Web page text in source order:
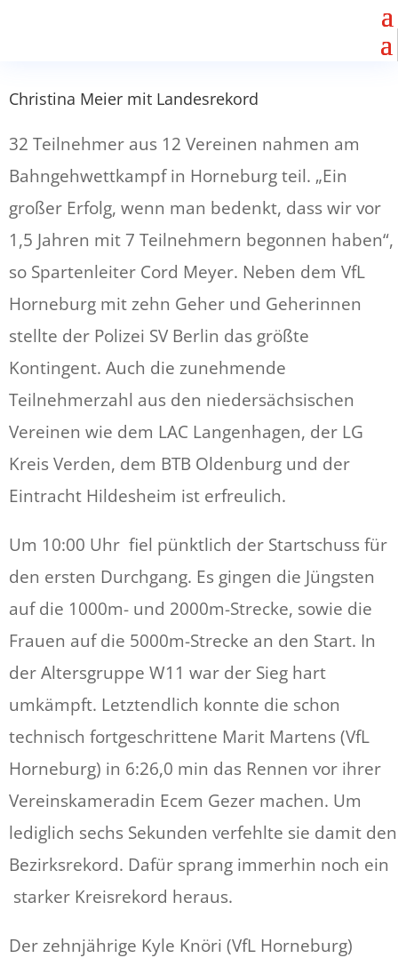
Christina Meier mit Landesrekord
32 Teilnehmer aus 12 Vereinen nahmen am
Bahngehwettkampf in Horneburg teil. „Ein
großer Erfolg, wenn man bedenkt, dass wir vor
1,5 Jahren mit 7 Teilnehmern begonnen haben“,
so Spartenleiter Cord Meyer. Neben dem VfL
Horneburg mit zehn Geher und Geherinnen
stellte der Polizei SV Berlin das größte
Kontingent. Auch die zunehmende
Teilnehmerzahl aus den niedersächsischen
Vereinen wie dem LAC Langenhagen, der LG
Kreis Verden, dem BTB Oldenburg und der
Eintracht Hildesheim ist erfreulich.
Um 10:00 Uhr fiel pünktlich der Startschuss für
den ersten Durchgang. Es gingen die Jüngsten
auf die 1000m- und 2000m-Strecke, sowie die
Frauen auf die 5000m-Strecke an den Start. In
der Altersgruppe W11 war der Sieg hart
umkämpft. Letztendlich konnte die schon
technisch fortgeschrittene Marit Martens (VfL
Horneburg) in 6:26,0 min das Rennen vor ihrer
Vereinskameradin Ecem Gezer machen. Um
lediglich sechs Sekunden verfehlte sie damit den
Bezirksrekord. Dafür sprang immerhin noch ein
starker Kreisrekord heraus.
Der zehnjährige Kyle Knöri (VfL Horneburg)